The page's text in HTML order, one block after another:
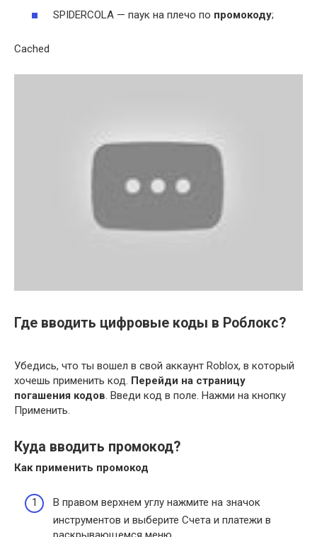
SPIDERCOLA — паук на плечо по промокоду;
Cached
Где вводить цифровые коды в Роблокс?
Убедись, что ты вошел в свой аккаунт Roblox, в который
хочешь применить код. Перейди на страницу
погашения кодов. Введи код в поле. Нажми на кнопку
Применить.
Куда вводить промокод?
Как применить промокод
В правом верхнем углу нажмите на значок
инструментов и выберите Счета и платежи в